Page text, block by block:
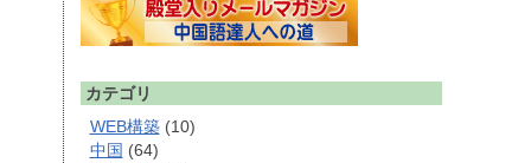
カテゴリ
WEB構築(10)
中国 (64)